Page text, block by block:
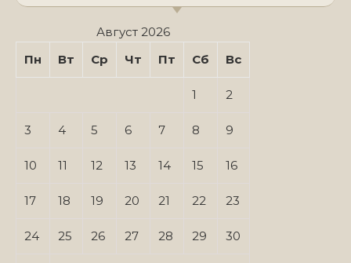
Август 2026
Пн
Вт Ср Чт Пт Сб Вс
1 2
3 4 5 6 7 8 9
10 11 12 13 14 15 16
17 18 19 20 21 22 23
24 25 26 27 28 29 30